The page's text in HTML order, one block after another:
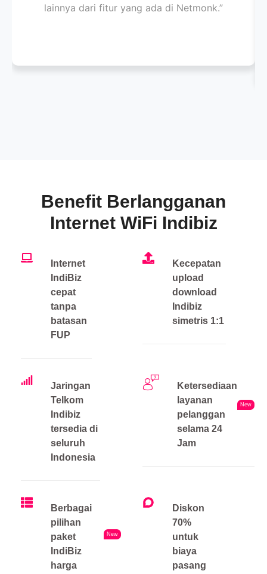
lainnya dari fitur yang ada di Netmonk.”
Benefit Berlangganan
Internet WiFi Indibiz
Internet
IndiBiz
cepat
tanpa
batasan
FUP
Kecepatan
upload
download
Indibiz
simetris 1:1
Jaringan
Telkom
Indibiz
tersedia di
seluruh
Indonesia
Ketersediaan
layanan
pelanggan
selama 24
Jam
New
Berbagai
pilihan
paket
IndiBiz
harga
New
Diskon
70%
untuk
biaya
pasang